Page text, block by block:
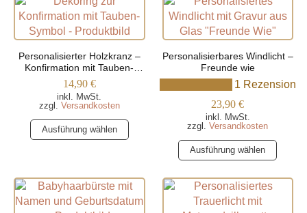
Varianten
auf.
Die
Optionen
können
Produktseite
gewählt
werden
mehrere
Varianten
auf.
Optionen
können
Produktseite
gewählt
werden
Personalisierter Holzkranz –
Konfirmation mit Tauben-
Symbol
14,90 €
inkl. MwSt.
zzgl. Versandkosten
Ausführung wählen
Dieses
Produkt
Varianten
auf.
Personalisierbares Windlicht –
Freunde wie
1 Rezension
23,90€
inkl. MwSt.
zzgl.Versandkosten
Ausführung wählen
Dieses
Produkt
weist
mehrere
Varianten